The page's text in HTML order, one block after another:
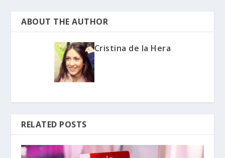
ABOUT THE AUTHOR
Cristina de la Hera
RELATED POSTS